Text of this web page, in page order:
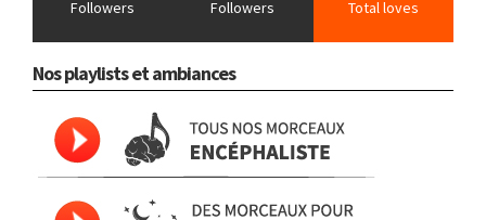
Followers
Followers
Total loves
Nos playlists et ambiances